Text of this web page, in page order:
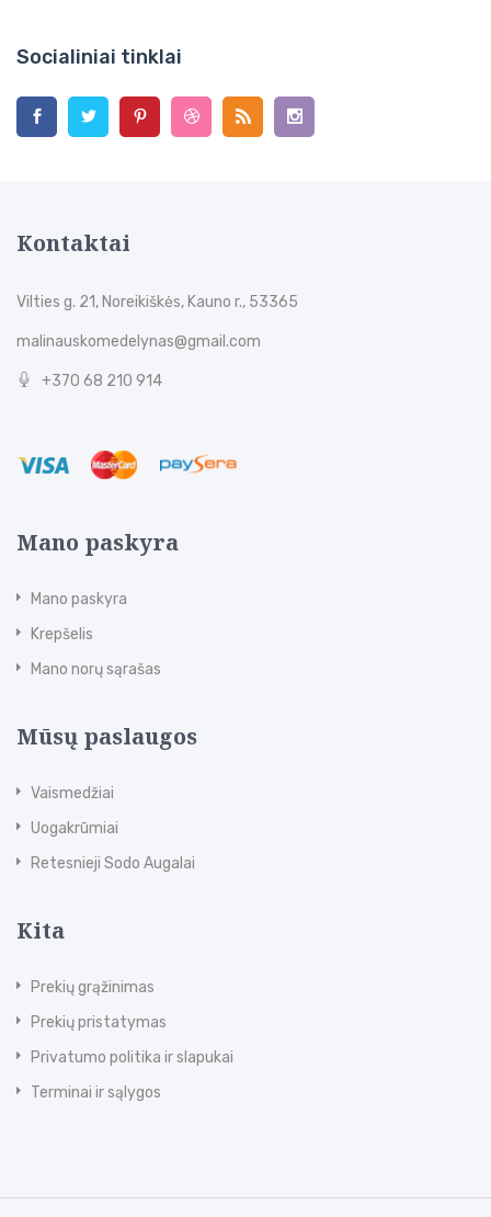
Socialiniai tinklai
Kontaktai
Vilties g. 21, Noreikiškės, Kauno r., 53365
malinauskomedelynas@gmail.com
+370 68 210 914
Mano paskyra
Mano paskyra
Krepšelis
Mano norų sąrašas
Mūsų paslaugos
Vaismedžiai
Uogakrūmiai
Retesnieji Sodo Augalai
Kita
Prekių grąžinimas
Prekių pristatymas
Privatumo politika ir slapukai
Terminai ir sąlygos